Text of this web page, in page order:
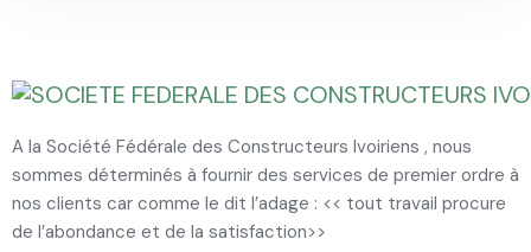
A la Société Fédérale des Constructeurs Ivoiriens , nous
sommes déterminés à fournir des services de premier ordre à
nos clients car comme le dit l’adage : << tout travail procure
de l’abondance et de la satisfaction>>